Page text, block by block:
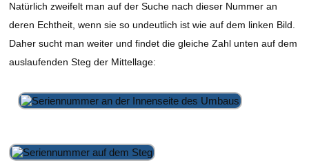
Natürlich zweifelt man auf der Suche nach dieser Nummer an
deren Echtheit, wenn sie so undeutlich ist wie auf dem linken Bild.
Daher sucht man weiter und findet die gleiche Zahl unten auf dem
auslaufenden Steg der Mittellage: